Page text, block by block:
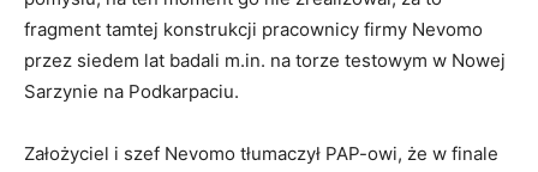
fragment tamtej konstrukcji pracownicy firmy Nevomo
przez siedem lat badali m.in. na torze testowym w Nowej
Sarzynie na Podkarpaciu.
Założyciel i szef Nevomo tłumaczył PAP-owi, że w finale